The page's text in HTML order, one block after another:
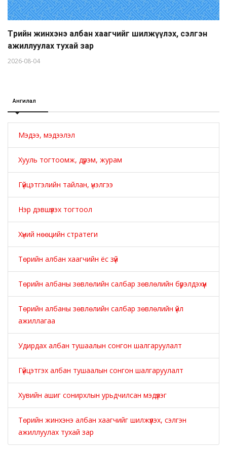
Төрийн жинхэнэ албан хаагчийг шилжүүлэх, сэлгэн
ажиллуулах тухай зар
2026-08-04
Ангилал
Мэдээ, мэдээлэл
Хууль тогтоомж, дүрэм, журам
Гүйцэтгэлийн тайлан, үнэлгээ
Нэр дэвшүүлэх тогтоол
Хүний нөөцийн стратеги
Төрийн албан хаагчийн ёс зүй
Төрийн албаны зөвлөлийн салбар зөвлөлийн бүрэлдэхүүн
Төрийн албаны зөвлөлийн салбар зөвлөлийн үйл
ажиллагаа
Удирдах албан тушаалын сонгон шалгаруулалт
Гүйцэтгэх албан тушаалын сонгон шалгаруулалт
Хувийн ашиг сонирхлын урьдчилсан мэдүүлэг
Төрийн жинхэнэ албан хаагчийг шилжүүлэх, сэлгэн
ажиллуулах тухай зар